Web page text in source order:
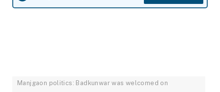
Manjgaon politics: Badkunwar was welcomed on